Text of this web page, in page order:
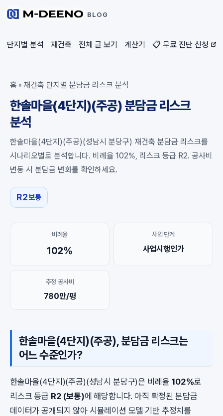
BLOG
단지별 분석 재건축 전체 글 보기 계산기 📋 무료 진단 신청
홈 » 재건축 단지별 분담금 리스크 분석
한솔마을(4단지)(주공) 분담금 리스크
분석
한솔마을(4단지)(주공)(성남시 분당구) 재건축 분담금 리스크를
시나리오별로 분석합니다. 비례율 102%, 리스크 등급 R2. 공사비
변동 시 분담금 변화를 확인하세요.
R2보통
비례율
102%
사업 단계
사업시행인가
추정 공사비
780만/평
한솔마을(4단지)(주공), 분담금 리스크는
어느 수준인가?
한솔마을(4단지)(주공)(성남시 분당구)은 비례율 102%로
리스크 등급 R2 (보통)에 해당합니다. 아직 확정된 분담금
데이터가 공개되지 않아 시뮬레이션 모델 기반 추정치를